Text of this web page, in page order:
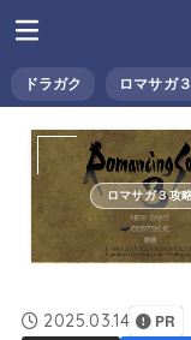
ドラガク ロマサガ
ロマサガ３攻
2025.03.14 PR